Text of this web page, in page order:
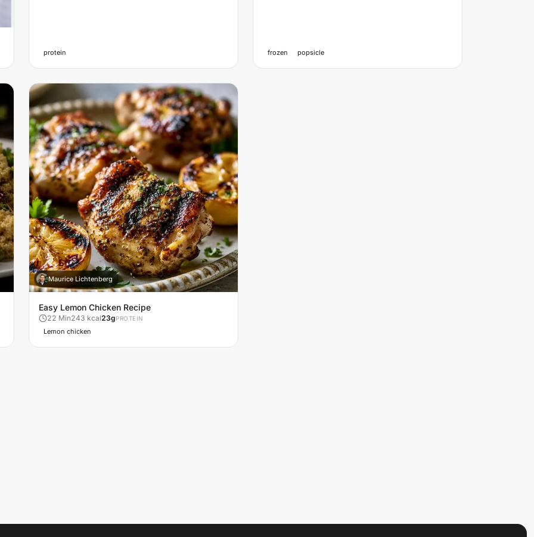
protein frozen popsicle
M
Maurice Lichtenberg
Easy Lemon Chicken Recipe
22 Min243 kcal23gPROTEIN
Lemon chicken